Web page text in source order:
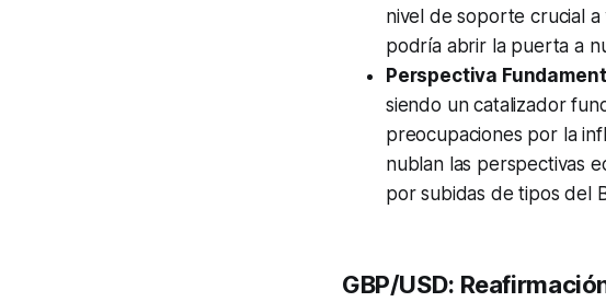
nivel de soporte crucial a
podría abrir la puerta a
Perspectiva
siendo un catalizador
preocupaciones por la
nublan las perspectivas
por subidas de tipos del
GBP/USD: